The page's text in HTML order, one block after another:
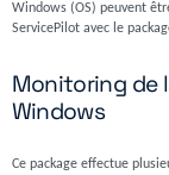
Windows (OS) peuvent
ServicePilot avec le
Monitoring de
Windows
Ce package effectue